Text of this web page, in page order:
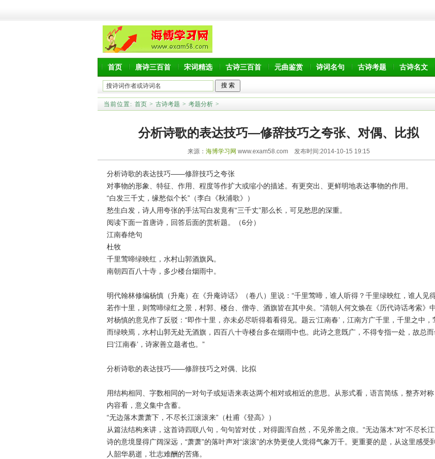
首页 唐诗三百首 宋词精选 古诗三百首 元曲鉴赏 诗词名句 古诗考题 古诗名文
当前位置: 首页 > 古诗考题 > 考题分析 >
分析诗歌的表达技巧—修辞技巧之夸张、对偶、比拟
来源： 海博学习网 www.exam58.com 发布时间:2014-10-15 19:15
分析诗歌的表达技巧——修辞技巧之夸张
对事物的形象、特征、作用、程度等作扩大或缩小的描述。有更突出、更鲜明地表达事物的作用。
“白发三千丈，缘愁似个长”（李白《秋浦歌》）
愁生白发，诗人用夸张的手法写白发竟有“三千丈”那么长，可见愁思的深重。
阅读下面一首唐诗，回答后面的赏析题。（6分）
江南春绝句
杜牧
千里莺啼绿映红，水村山郭酒旗风。
南朝四百八十寺，多少楼台烟雨中。
明代翰林修编杨慎（升庵）在《升庵诗话》（卷八）里说：“千里莺啼，谁人听得？千里绿映红，谁人见
若作十里，则莺啼绿红之景，村郭、楼台、僧寺、酒旗皆在其中矣。”清朝人何文焕在《历代诗话考索》中
对杨慎的意见作了反驳：“即作十里，亦未必尽听得着看得见。题云‘江南春’，江南方广千里，千里之中，
而绿映焉，水村山郭无处无酒旗，四百八十寺楼台多在烟雨中也。此诗之意既广，不得专指一处，故总而
曰‘江南春’，诗家善立题者也。”
分析诗歌的表达技巧——修辞技巧之对偶、比拟
用结构相同、字数相同的一对句子或短语来表达两个相对或相近的意思。从形式看，语言简练，整齐对称
内容看，意义集中含蓄。
“无边落木萧萧下，不尽长江滚滚来”（杜甫《登高》）
从篇法结构来讲，这首诗四联八句，句句皆对仗，对得圆浑自然，不见斧凿之痕。“无边落木”对“不尽长江
诗的意境显得广阔深远，“萧萧”的落叶声对“滚滚”的水势更使人觉得气象万千。更重要的是，从这里感受
人韶华易逝，壮志难酬的苦痛。